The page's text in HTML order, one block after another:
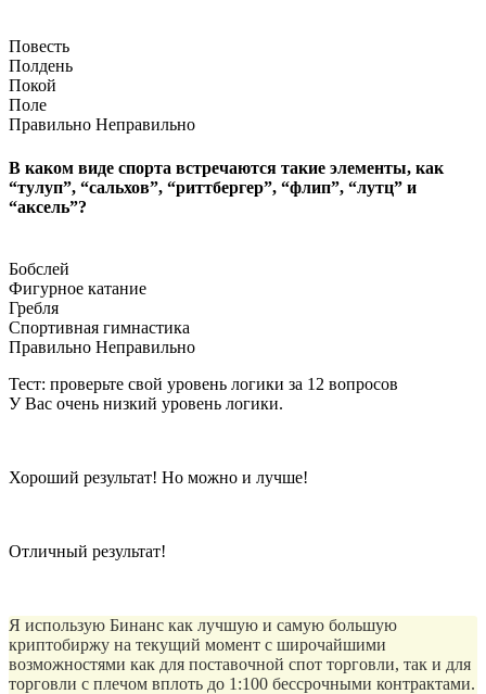
Повесть
Полдень
Покой
Поле
Правильно Неправильно
В каком виде спорта встречаются такие элементы, как
“тулуп”, “сальхов”, “риттбергер”, “флип”, “лутц” и
“аксель”?
Бобслей
Фигурное катание
Гребля
Спортивная гимнастика
Правильно Неправильно
Тест: проверьте свой уровень логики за 12 вопросов
У Вас очень низкий уровень логики.
Хороший результат! Но можно и лучше!
Отличный результат!
Я использую Бинанс как лучшую и самую большую
криптобиржу на текущий момент с широчайшими
возможностями как для поставочной спот торговли, так и для
торговли с плечом вплоть до 1:100 бессрочными контрактами.